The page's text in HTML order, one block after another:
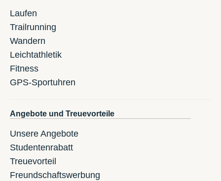
Laufen
Trailrunning
Wandern
Leichtathletik
Fitness
GPS-Sportuhren
Angebote und Treuevorteile
Unsere Angebote
Studentenrabatt
Treuevorteil
Freundschaftswerbung